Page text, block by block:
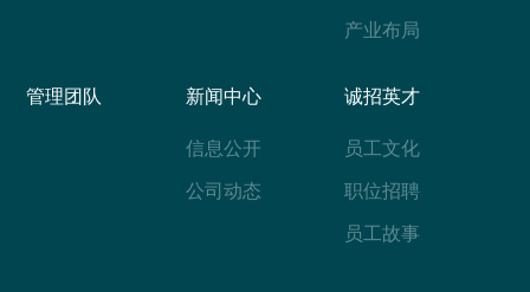
产业布局
管理团队 新闻中心
信息公开
公司动态
诚招英才
员工文化
职位招聘
员工故事